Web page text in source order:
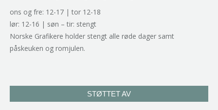
ons og fre: 12-17 | tor 12-18
lør: 12-16 | søn – tir: stengt
Norske Grafikere holder stengt alle røde dager samt
påskeuken og romjulen.
STØTTET AV